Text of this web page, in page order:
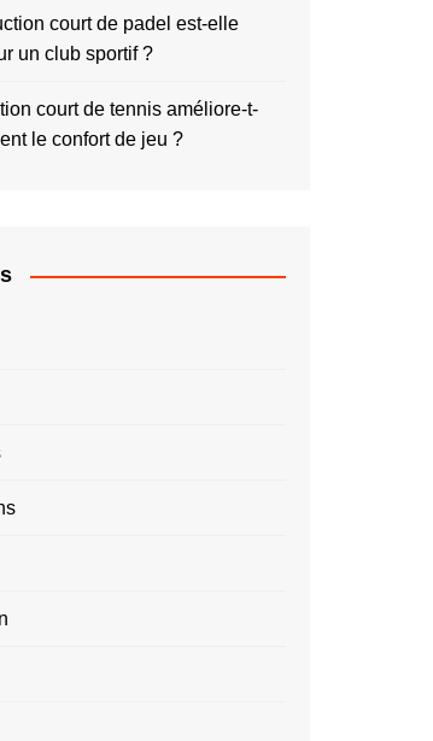
court de padel est-elle
un club sportif ?
court de tennis améliore-t-
le confort de jeu ?